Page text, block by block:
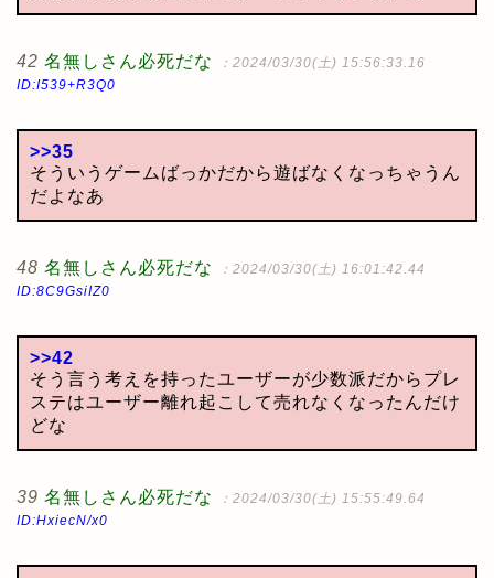
42 名無しさん必死だな
：2024/03/30(土) 15:56:33.16
ID:I539+R3Q0
>>35
そういうゲームばっかだから遊ばなくなっちゃうん
だよなあ
48 名無しさん必死だな
：2024/03/30(土) 16:01:42.44
ID:8C9GsiIZ0
>>42
そう言う考えを持ったユーザーが少数派だからプレ
ステはユーザー離れ起こして売れなくなったんだけ
どな
39 名無しさん必死だな
：2024/03/30(土) 15:55:49.64
ID:HxiecN/x0